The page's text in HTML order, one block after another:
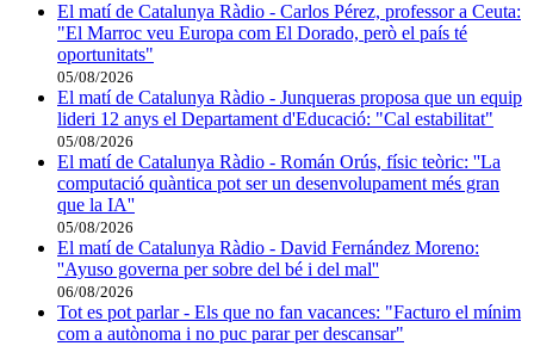
El matí de Catalunya Ràdio - Carlos Pérez, professor a Ceuta:
"El Marroc veu Europa com El Dorado, però el país té
oportunitats"
05/08/2026
El matí de Catalunya Ràdio - Junqueras proposa que un equip
lideri 12 anys el Departament d'Educació: "Cal estabilitat"
05/08/2026
El matí de Catalunya Ràdio - Román Orús, físic teòric: ''La
computació quàntica pot ser un desenvolupament més gran
que la IA''
05/08/2026
El matí de Catalunya Ràdio - David Fernández Moreno:
''Ayuso governa per sobre del bé i del mal''
06/08/2026
Tot es pot parlar - Els que no fan vacances: "Facturo el mínim
com a autònoma i no puc parar per descansar"